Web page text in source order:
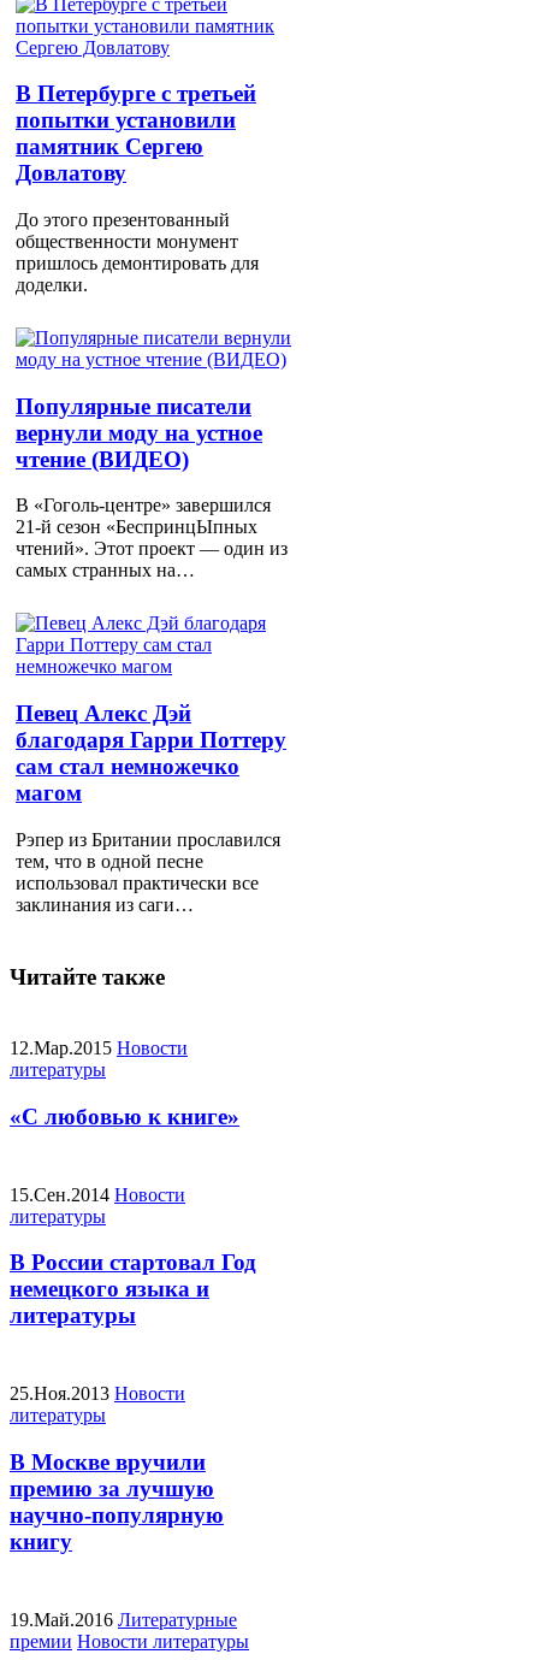
В Петербурге с третьей
попытки установили
памятник Сергею
Довлатову
До этого презентованный
общественности монумент
пришлось демонтировать для
доделки.
Популярные писатели
вернули моду на устное
чтение (ВИДЕО)
В «Гоголь-центре» завершился
21-й сезон «БеспринцЫпных
чтений». Этот проект — один из
самых странных на…
Певец Алекс Дэй
благодаря Гарри Поттеру
сам стал немножечко
магом
Рэпер из Британии прославился
тем, что в одной песне
использовал практически все
заклинания из саги…
Читайте также
12.Мар.2015 Новости
литературы
«С любовью к книге»
15.Сен.2014 Новости
литературы
В России стартовал Год
немецкого языка и
литературы
25.Ноя.2013 Новости
литературы
В Москве вручили
премию за лучшую
научно-популярную
книгу
19.Май.2016 Литературные
премии Новости литературы